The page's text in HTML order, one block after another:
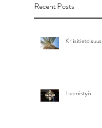
Recent Posts
Kriisitietoisuus
Luomistyö